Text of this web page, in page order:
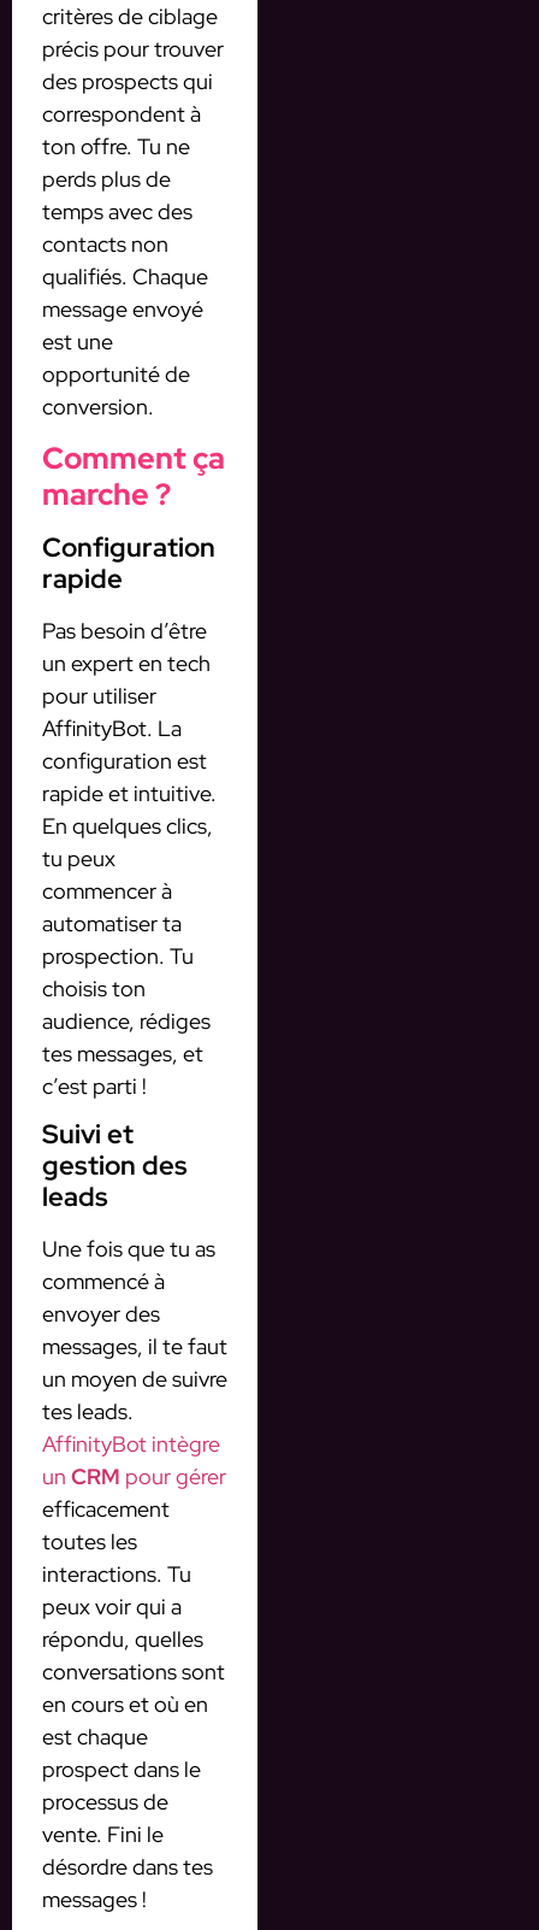
critères de ciblage
précis pour trouver
des prospects qui
correspondent à
ton offre. Tu ne
perds plus de
temps avec des
contacts non
qualifiés. Chaque
message envoyé
est une
opportunité de
conversion.
Comment ça
marche ?
Configuration
rapide
Pas besoin d’être
un expert en tech
pour utiliser
AffinityBot. La
configuration est
rapide et intuitive.
En quelques clics,
tu peux
commencer à
automatiser ta
prospection. Tu
choisis ton
audience, rédiges
tes messages, et
c’est parti !
Suivi et
gestion des
leads
Une fois que tu as
commencé à
envoyer des
messages, il te faut
un moyen de suivre
tes leads.
AffinityBot intègre
un CRM pour gérer
efficacement
toutes les
interactions. Tu
peux voir qui a
répondu, quelles
conversations sont
en cours et où en
est chaque
prospect dans le
processus de
vente. Fini le
désordre dans tes
messages !